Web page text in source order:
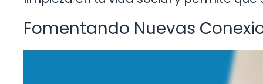
Fomentando Nuevas